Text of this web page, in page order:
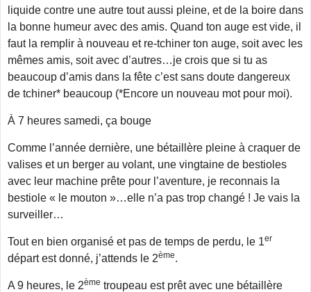
liquide contre une autre tout aussi pleine, et de la boire dans
la bonne humeur avec des amis. Quand ton auge est vide, il
faut la remplir à nouveau et re-tchiner ton auge, soit avec les
mêmes amis, soit avec d’autres…je crois que si tu as
beaucoup d’amis dans la fête c’est sans doute dangereux
de tchiner* beaucoup (*Encore un nouveau mot pour moi).
À 7 heures samedi, ça bouge
Comme l’année dernière, une bétaillère pleine à craquer de
valises et un berger au volant, une vingtaine de bestioles
avec leur machine prête pour l’aventure, je reconnais la
bestiole « le mouton »…elle n’a pas trop changé ! Je vais la
surveiller…
Tout en bien organisé et pas de temps de perdu, le 1er
départ est donné, j’attends le 2ème.
A 9 heures, le 2ème troupeau est prêt avec une bétaillère